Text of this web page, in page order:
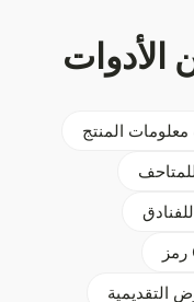
الأدوات
المنتج
التقديمية